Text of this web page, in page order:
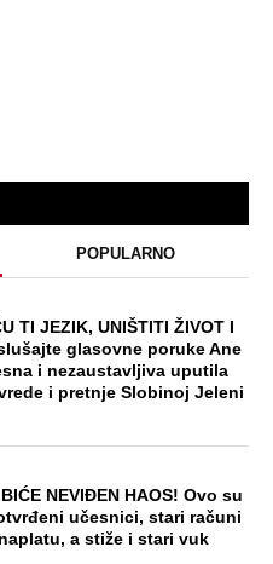
POPULARNO
TI JEZIK, UNIŠTITI ŽIVOT I
glasovne poruke Ane
i nezaustavljiva uputila
i pretnje Slobinoj Jeleni
NEVIĐEN HAOS! Ovo su
učesnici, stari računi
a stiže i stari vuk